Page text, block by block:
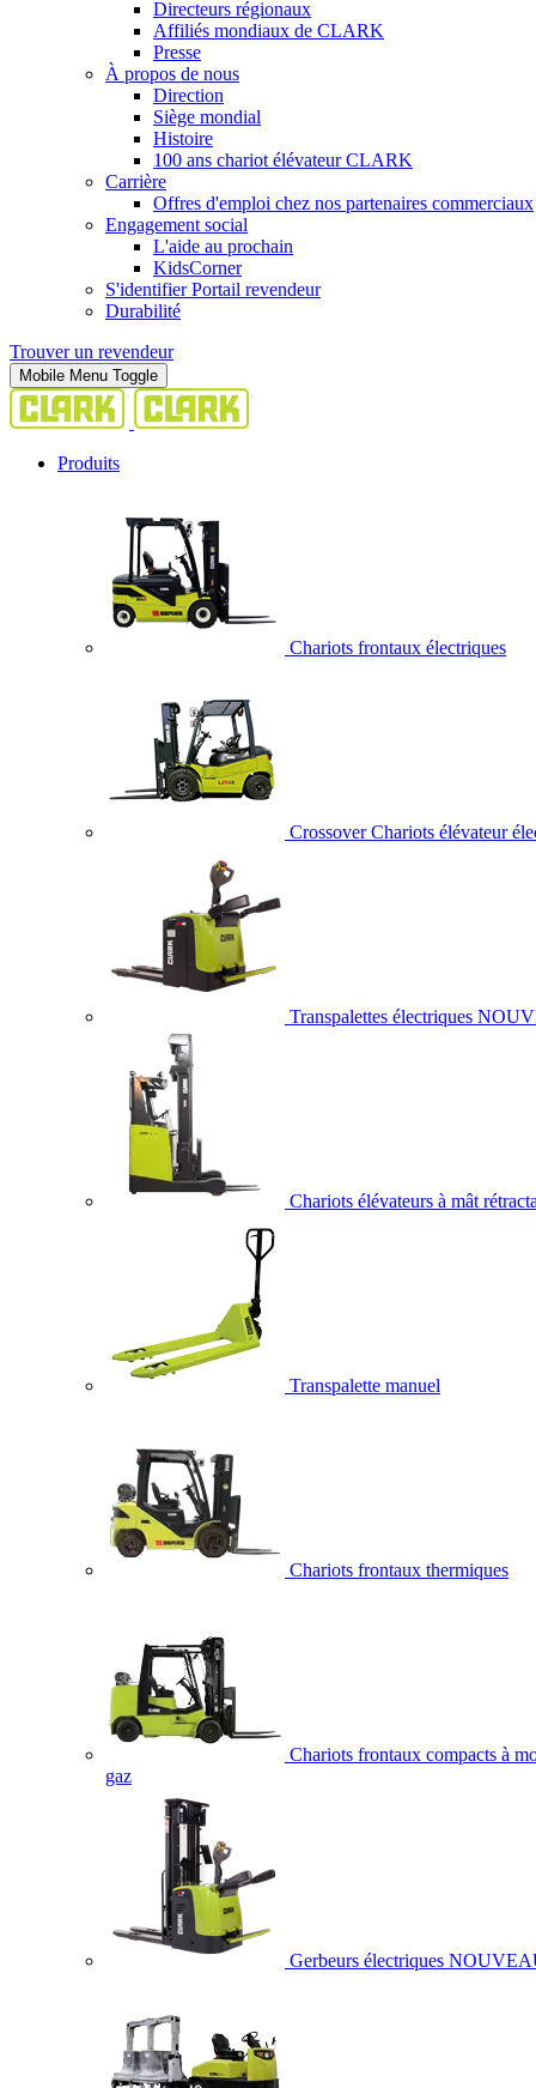
Directeurs régionaux
Affiliés mondiaux de CLARK
Presse
À propos de nous
Direction
Siège mondial
Histoire
100 ans chariot élévateur CLARK
Carrière
Offres d'emploi chez nos partenaires commerciaux
Engagement social
L'aide au prochain
KidsCorner
S'identifier Portail revendeur
Durabilité
Trouver un revendeur
Mobile Menu Toggle
Produits
Chariots frontaux électriques
Crossover Chariots élévateur
Transpalettes électriques
Chariots élévateurs à mât
Transpalette manuel
Chariots frontaux thermiques
Chariots frontaux compacts à
gaz
Gerbeurs électriques